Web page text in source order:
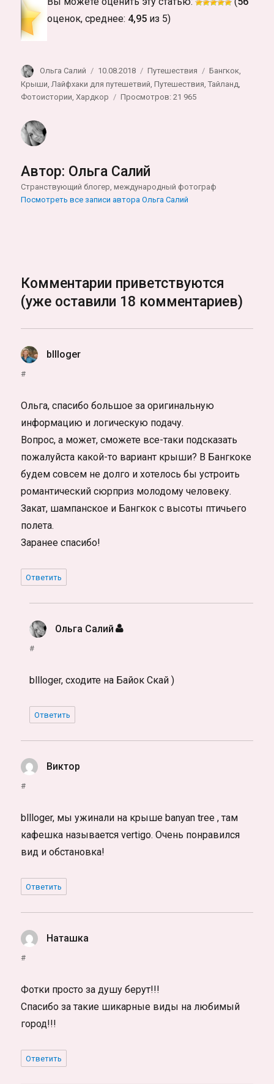
оценок, среднее: 4,95 из 5)
Автор
Ольга Салий Опубликовано
10.08.2018 Рубрики
Путешествия Метки
Бангкок,
Крыши Лайфхаки для путешетвий ,Путешествия ,Тайланд
Фотоистории ,Хардкор Просмотров: 21 965
Автор: Ольга Салий
Странствующий блогер, международный фотограф
Посмотреть все записи автора Ольга Салий
Комментарии приветствуются
(уже оставили 18 комментариев)
bllloger
#
Ольга, спасибо большое за оригинальную
информацию и логическую подачу.
Вопрос, а может, сможете все-таки подсказать
пожалуйста какой-то вариант крыши? В Бангкоке
будем совсем не долго и хотелось бы устроить
романтический сюрприз молодому человеку.
Закат, шампанское и Бангкок с высоты птичьего
полета.
Заранее спасибо!
Ответить
Ольга Салий :
#
bllloger, сходите на Байок Скай )
Ответить
Виктор
#
bllloger, мы ужинали на крыше banyan tree , там
кафешка называется vertigo. Очень понравился
вид и обстановка!
Ответить
Наташка
#
Фотки просто за душу берут!!!
Спасибо за такие шикарные виды на любимый
город!!!
Ответить